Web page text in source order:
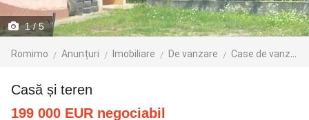
1/ 5
Romimo Anunțuri Imobiliare De vanzare Case de vanzare
Casă și teren
199 000 EUR negociabil